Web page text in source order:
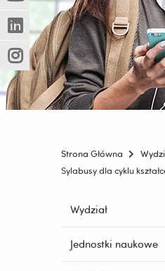
innej
strony)
okno)
do
innej
strony)
(Nowe
okno)
(Link
do
innej
strony)
(Nowe
okno)
(Link
do
innej
strony)
Strona Główna
Sylabusy dla cyklu
Pomiń
i
przejdź
Wydział
Jednostki naukowe